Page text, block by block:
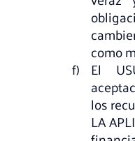
como
El
los
LA